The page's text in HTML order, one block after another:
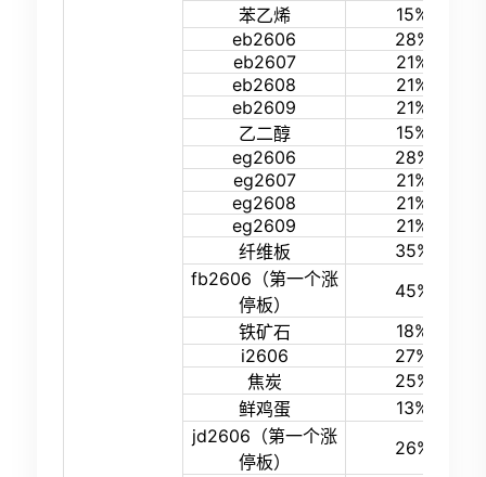
苯乙烯
15%
eb2606
28%
eb2607
21%
eb2608
21%
eb2609
21%
乙二醇
15%
eg2606
28%
eg2607
21%
eg2608
21%
eg2609
21%
纤维板
35%
fb2606（第一个涨
停板）
45%
铁矿石
18%
i2606
27%
焦炭
25%
鲜鸡蛋
13%
jd2606（第一个涨
停板）
26%